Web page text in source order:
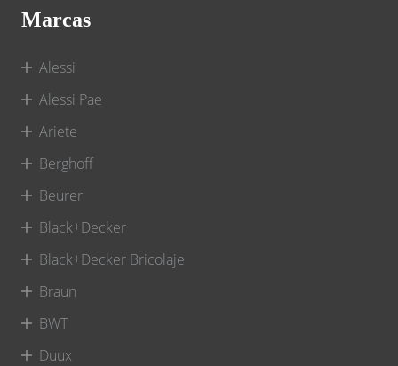
Marcas
Alessi
Alessi Pae
Ariete
Berghoff
Beurer
Black+Decker
Black+Decker Bricolaje
Braun
BWT
Duux